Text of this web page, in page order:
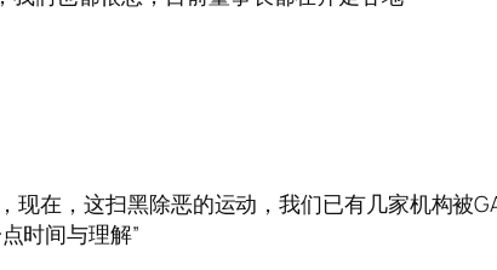
现在，这扫黑除恶的运动，我们已有几家机构被
时间与理解”